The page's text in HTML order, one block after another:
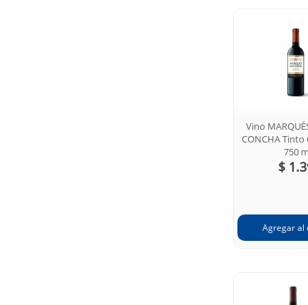
Vino
CONCHA Tinto
750
$